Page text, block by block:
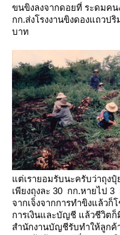
ขนขิงลงจากดอยที่ ระดมค
กก.ส่งโรงงานขิงดองแถวป
บาท
ต่เรายอมรับนะครับว่าถุงปุ๋
เพียงถุงละ 30 กก.หายไป
จากเจ็งจากการทำขิงแล้ว
การเงินและบัญชี ล้วชีวิตก็
สำนักงานบัญชีรับทำให้ลูกค้